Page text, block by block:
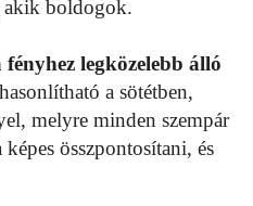
akik boldogok.
legközelebb álló
a sötétben,
melyre minden szempár
összpontosítani, és